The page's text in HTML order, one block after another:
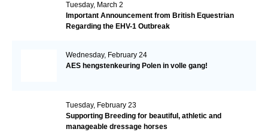
Tuesday, March 2
Important Announcement from British Equestrian
Regarding the EHV-1 Outbreak
Wednesday, February 24
AES hengstenkeuring Polen in volle gang!
Tuesday, February 23
Supporting Breeding for beautiful, athletic and
manageable dressage horses